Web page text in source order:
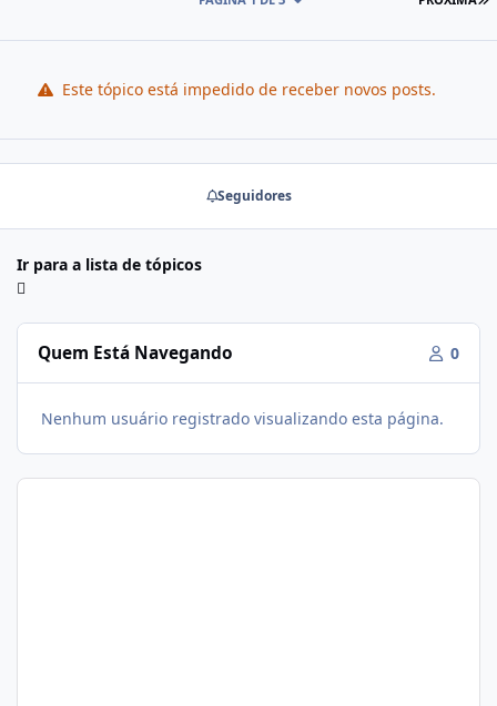
Este tópico está impedido de receber novos posts.
Seguidores
Ir para a lista de tópicos
Quem Está Navegando 0
Nenhum usuário registrado visualizando esta página.